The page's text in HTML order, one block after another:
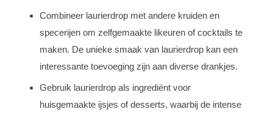
Combineer laurierdrop met andere kruiden en
specerijen om zelfgemaakte likeuren of cocktails te
maken. De unieke smaak van laurierdrop kan een
interessante toevoeging zijn aan diverse drankjes.
Gebruik laurierdrop als ingrediënt voor
huisgemaakte ijsjes of desserts, waarbij de intense